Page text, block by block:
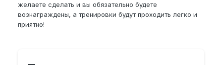
желаете сделать и вы обязательно будете
вознаграждены, а тренировки будут проходить легко и
приятно!